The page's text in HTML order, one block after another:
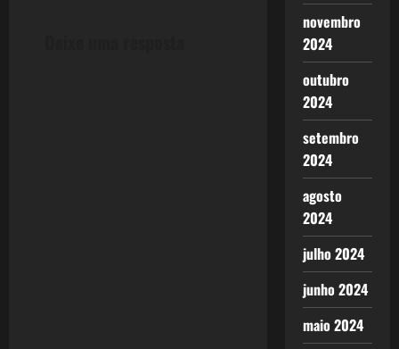
novembro
2024
outubro
2024
setembro
2024
agosto
2024
julho 2024
junho 2024
maio 2024